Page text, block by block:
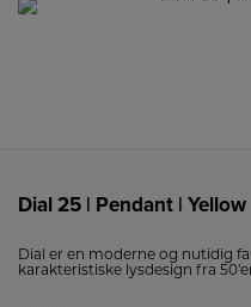
Dial 25 | Pendant | Yellow
Dial er en moderne og nutidig
karakteristiske lysdesign fra